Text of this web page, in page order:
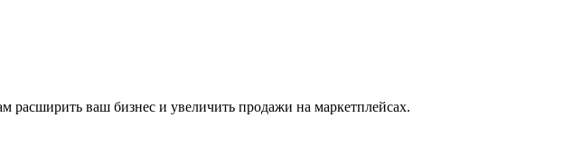
ваш бизнес и увеличить продажи на маркетплейсах.